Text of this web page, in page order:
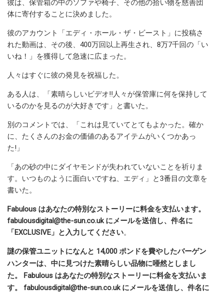
彼は、保管箱の中のソファや椅子、その他の拾い物を慈善団
体に寄付することに決めました。
彼のアカウント「エディ・ホール・ザ・ビースト」に投稿さ
れた動画は、その後、400万回以上再生され、8万7千回の「い
いね！」を獲得して急速に広まった。
人々はすぐに彼の発見を祝福した。
ある人は、「素晴らしいビデオ!!人々が保管庫に何を保持して
いるのかを見るのが大好きです」と書いた。
別のコメントでは、「これは見ていてとてもよかった。確か
に、たくさんのお金の価値のあるアイテムがいくつかあっ
た!」
「あの砂の中にダイヤモンドが失われていないことを祈りま
す。いつものように面白いですね、エディ」と3番目の文章を
書いた。
Fabulous はあなたの特別なストーリーに料金を支払います。
fabulousdigital@the-sun.co.ukにメールを送信し、件名に
「EXCLUSIVE」と入力してください。
謎の保管ユニットになんと 14,000 ポンドを費やしたバーゲン
ハンターは、中に見つけた素晴らしい品物に唖然としまし
た。
Fabulous はあなたの特別なストーリーに料金を支払いま
す。 fabulousdigital@the-sun.co.ukにメールを送信し、件名に